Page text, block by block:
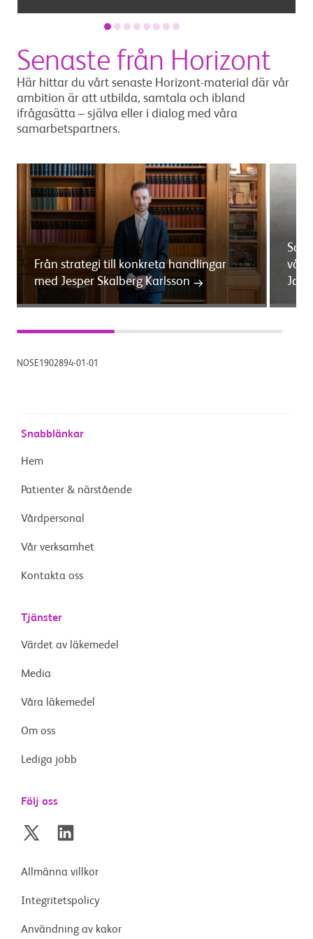
Senaste från Horizont
Här hittar du vårt senaste Horizont-material där vår
ambition är att utbilda, samtala och ibland
ifrågasätta – själva eller i dialog med våra
samarbetspartners.
Från strategi till konkreta handlingar
med Jesper Skalberg Karlsson
NOSE1902894-01-01
Snabblänkar
Hem
Patienter & närstående
Vårdpersonal
Vår verksamhet
Kontakta oss
Tjänster
Värdet av läkemedel
Media
Våra läkemedel
Om oss
Lediga jobb
Följ oss
Allmänna villkor
Integritetspolicy
Användning av kakor